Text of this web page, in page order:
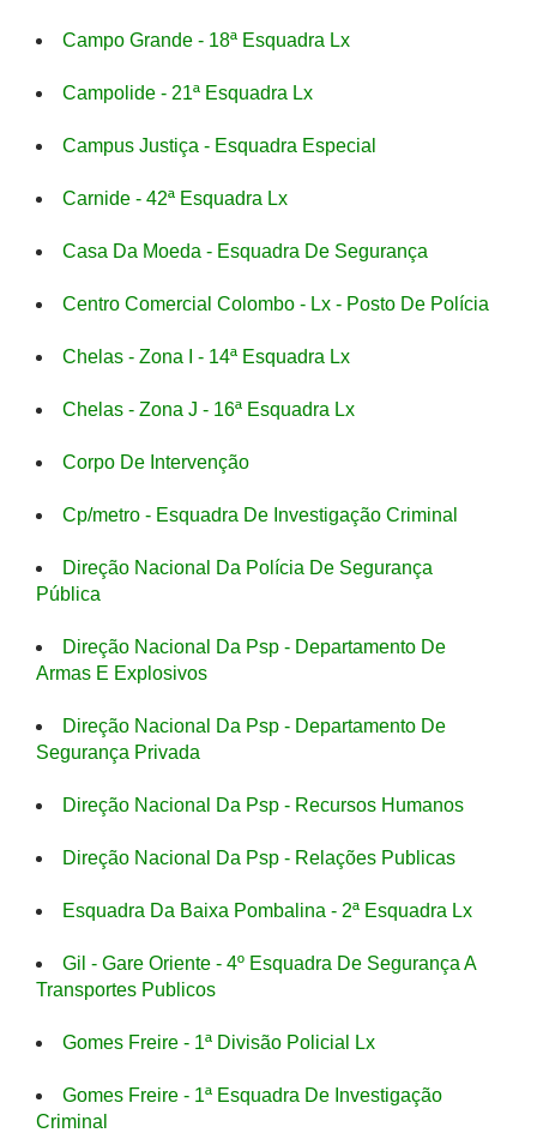
Campo Grande - 18ª Esquadra Lx
Campolide - 21ª Esquadra Lx
Campus Justiça - Esquadra Especial
Carnide - 42ª Esquadra Lx
Casa Da Moeda - Esquadra De Segurança
Centro Comercial Colombo - Lx - Posto De Polícia
Chelas - Zona I - 14ª Esquadra Lx
Chelas - Zona J - 16ª Esquadra Lx
Corpo De Intervenção
Cp/metro - Esquadra De Investigação Criminal
Direção Nacional Da Polícia De Segurança
Pública
Direção Nacional Da Psp - Departamento De
Armas E Explosivos
Direção Nacional Da Psp - Departamento De
Segurança Privada
Direção Nacional Da Psp - Recursos Humanos
Direção Nacional Da Psp - Relações Publicas
Esquadra Da Baixa Pombalina - 2ª Esquadra Lx
Gil - Gare Oriente - 4º Esquadra De Segurança A
Transportes Publicos
Gomes Freire - 1ª Divisão Policial Lx
Gomes Freire - 1ª Esquadra De Investigação
Criminal